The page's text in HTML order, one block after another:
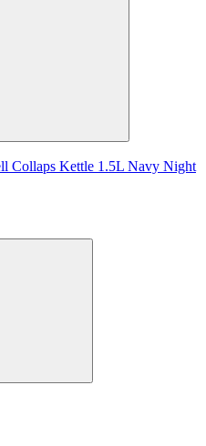
Collaps Kettle 1.5L Navy Night